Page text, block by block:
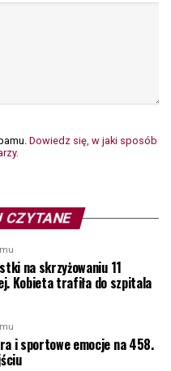
Dowiedz się, w jaki sposób
CZYTANE
na skrzyżowaniu 11
Kobieta trafiła do szpitala
i sportowe emocje na 458.